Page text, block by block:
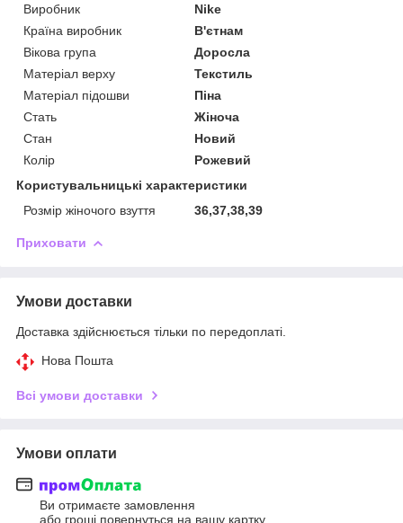
Виробник
Nike
Країна виробник
В'єтнам
Вікова група
Доросла
Матеріал верху
Текстиль
Матеріал підошви
Піна
Стать
Жіноча
Стан
Новий
Колір
Рожевий
Користувальницькі характеристики
Розмір жіночого взуття
36,37,38,39
Приховати
Умови доставки
Доставка здійснюється тільки по передоплаті.
Нова Пошта
Всі умови доставки
Умови оплати
Ви отримаєте замовлення
або гроші повернуться на вашу картку